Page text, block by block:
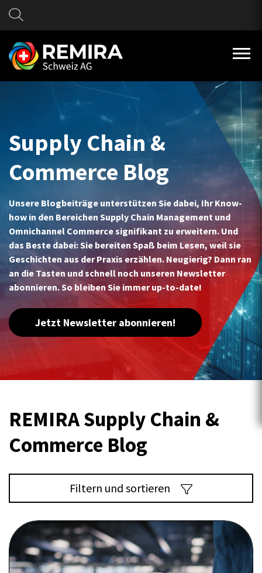
Supply Chain &
Commerce Blog
Unsere Blogbeiträge unterstützen Sie dabei, Ihr Know-
how in den Bereichen Supply Chain Management und
Omnichannel Commerce signifikant zu erweitern. Und
das Beste dabei: Sie bereiten Spaß beim Lesen, weil sie
Geschichten aus der Praxis erzählen. Neugierig? Dann ran
an die Tasten und schnell noch unseren Newsletter
abonnieren. So bleiben Sie immer up-to-date!
Jetzt Newsletter abonnieren!
REMIRA Supply Chain &
Commerce Blog
Filtern und sortieren